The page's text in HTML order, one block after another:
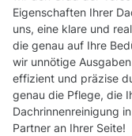
Eigenschaften Ihrer
uns, eine klare und
die genau auf Ihre
wir unnötige
effizient und präzise
genau die Pflege, die
Dachrinnenreinigung
Partner an Ihrer Seite!